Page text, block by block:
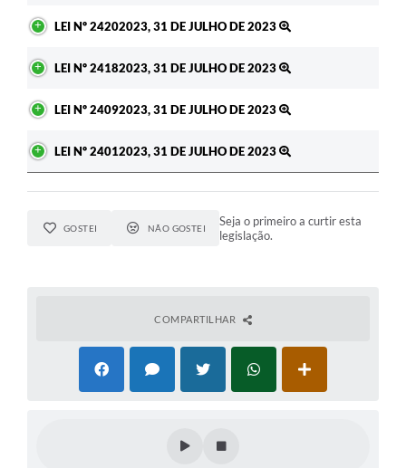
LEI Nº 24202023, 31 DE JULHO DE 2023
LEI Nº 24182023, 31 DE JULHO DE 2023
LEI Nº 24092023, 31 DE JULHO DE 2023
LEI Nº 24012023, 31 DE JULHO DE 2023
GOSTEI NÃO GOSTEI
Seja o primeiro a curtir esta
legislação.
COMPARTILHAR